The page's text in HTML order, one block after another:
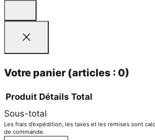
Votre panier (articles : 0)
Produits
dans
Produit Détails Total
Sous-total
Les frais d’expédition, les taxes et les remises sont
de commande.